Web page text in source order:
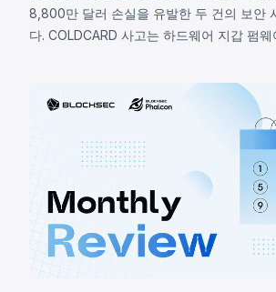
8,800만 달러 손실을 유발한 두 건의 보안
다. COLDCARD 사고는 하드웨어 지갑 펌
BNB 체인의 LULA 토큰은 비즈니스 로직 취
`recycle()` 함수가 악용되어
약 57만 8천 달러가 유출됐습니다.